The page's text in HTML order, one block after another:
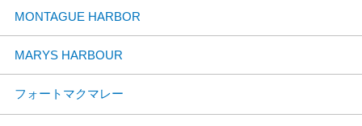
MONTAGUE HARBOR
MARYS HARBOUR
フォートマクマレー